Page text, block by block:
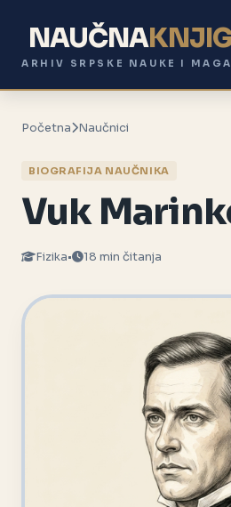
NAUČNA
ARHIV SRPSKE NAUKE I
Početna Naučnici
BIOGRAFIJA NAUČNIKA
Vuk
Fizika• 18 min čitanja